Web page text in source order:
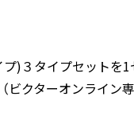
)３タイプセットを
ビクターオンライン